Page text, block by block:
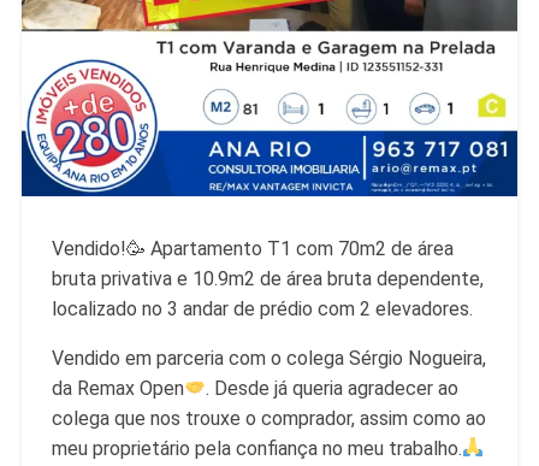
Vendido!🥳 Apartamento T1 com 70m2 de área
bruta privativa e 10.9m2 de área bruta dependente,
localizado no 3 andar de prédio com 2 elevadores.
Vendido em parceria com o colega Sérgio Nogueira,
da Remax Open
. Desde já queria agradecer ao
colega que nos trouxe o comprador, assim como ao
meu proprietário pela confiança no meu trabalho.